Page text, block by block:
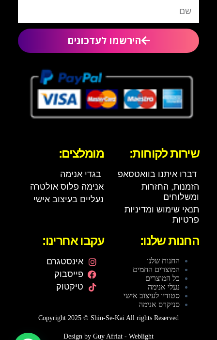
הירשמו לעדכונים
שירות לקוחות:
דברו איתנו בוואטסאפ
הזמנות, החזרות
ומשלוחים
תנאי שימוש ומדיניות
פרטיות
מומלצים:
בגדי אנימה
אנימה פלוס אולטרה
נעליים בעיצוב אישי
החנות שלנו:
החנות שלנו
המוצרים החמים
כל המוצרים
נעלי אנימה
סטודיו לעיצוב אישי
סניקרס אנימה
עקבו אחרינו:
אינסטגרם
פייסבוק
טיקטוק
Copyright 2025 © Shin-Se-Kai All rights Reserved
Design by Guy Afriat - Weblight